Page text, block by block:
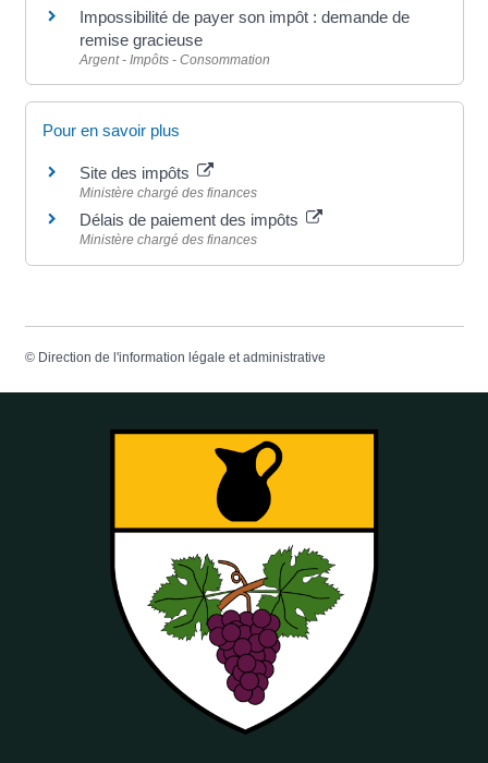
Impossibilité de payer son impôt : demande de
remise gracieuse
Argent - Impôts - Consommation
Pour en savoir plus
Site des impôts
Ministère chargé des finances
Délais de paiement des impôts
Ministère chargé des finances
© Direction de l'information légale et administrative